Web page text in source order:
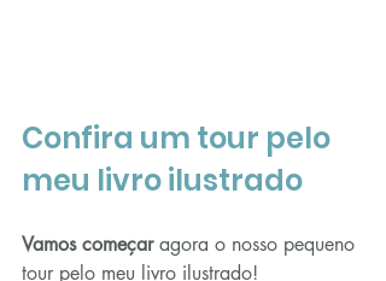
Confira um tour pelo
meu livro ilustrado
Vamos começar agora o nosso pequeno
tour pelo meu livro ilustrado!